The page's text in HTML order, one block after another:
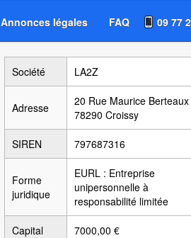
Annonces légales FAQ 09 77
Société LA2Z
Adresse
20 Rue Maurice Berteaux
78290 Croissy
SIREN 797687316
Forme
juridique
EURL : Entreprise
unipersonnelle à
responsabilité limitée
Capital 7000,00 €